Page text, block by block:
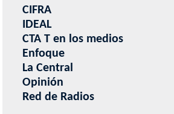
CIFRA
IDEAL
CTA T en los medios
Enfoque
La Central
Opinión
Red de Radios